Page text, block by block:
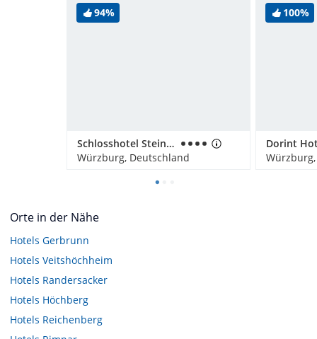
94%
Schlosshotel Steinburg
Würzburg, Deutschland
100%
Orte in der Nähe
Hotels Gerbrunn
Hotels Veitshöchheim
Hotels Randersacker
Hotels Höchberg
Hotels Reichenberg